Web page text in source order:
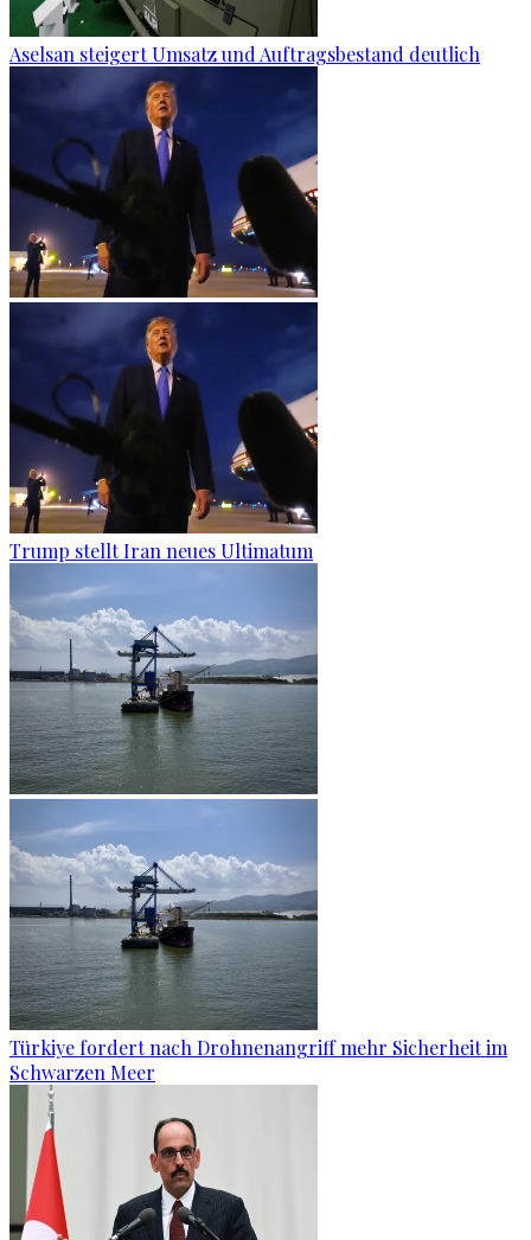
Aselsan steigert Umsatz und Auftragsbestand deutlich
Trump stellt Iran neues Ultimatum
Türkiye fordert nach Drohnenangriff mehr Sicherheit im
Schwarzen Meer